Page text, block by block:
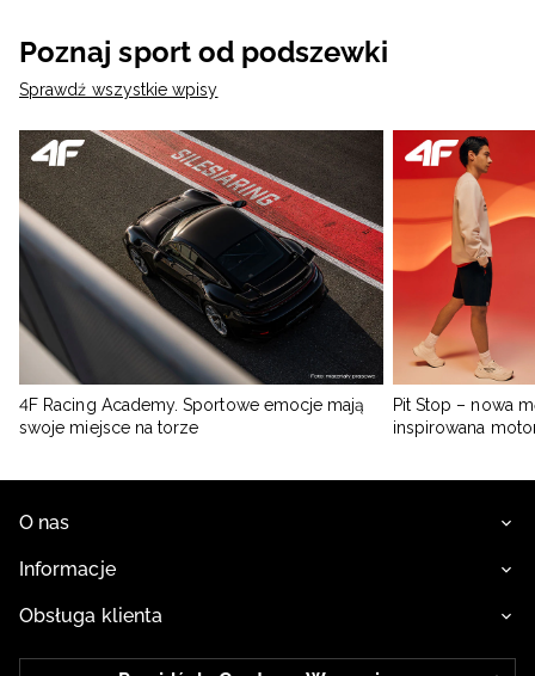
Poznaj sport od podszewki
Sprawdź wszystkie wpisy
4F Racing Academy. Sportowe emocje mają
swoje miejsce na torze
Pit Stop – nowa
inspirowana
O nas
Informacje
Obsługa klienta